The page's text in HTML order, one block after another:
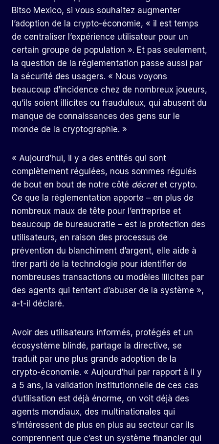
Bitso Mexico, si vous souhaitez augmenter
l’adoption de la crypto-économie, « il est temps
de centraliser l’expérience utilisateur pour un
certain groupe de population ». Et pas seulement,
la question de la réglementation passe aussi par
la sécurité des usagers. « Nous voyons
beaucoup d’incidence chez de nombreux joueurs,
qu’ils soient illicites ou frauduleux, qui abusent du
manque de connaissances des gens sur le
monde de la cryptographie. »
« Aujourd’hui, il y a des entités qui sont
complètement régulées, nous sommes régulés
de bout en bout de notre côté décret et crypto.
Ce que la réglementation apporte – en plus de
nombreux maux de tête pour l’entreprise et
beaucoup de bureaucratie – est la protection des
utilisateurs, en raison des processus de
prévention du blanchiment d’argent, elle aide à
tirer parti de la technologie pour identifier de
nombreuses transactions ou modèles illicites par
des agents qui tentent d’abuser de la système »,
a-t-il déclaré.
Avoir des utilisateurs informés, protégés et un
écosystème blindé, partage la directive, se
traduit par une plus grande adoption de la
crypto-économie. « Aujourd’hui par rapport à il y
a 5 ans, la validation institutionnelle de ces cas
d’utilisation est déjà énorme, on voit déjà des
agents mondiaux, des multinationales qui
s’intéressent de plus en plus au secteur car ils
comprennent que c’est un système financier qui